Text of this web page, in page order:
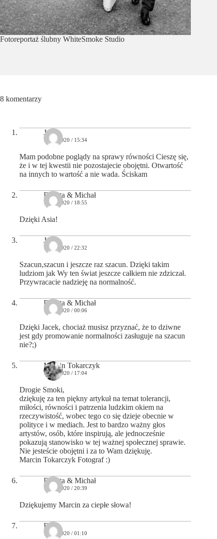
Fotoreportaż ślubny WhiteSmoke Studio
8 komentarzy
Joa
15/06/2020 / 15:34
Mam podobne poglądy na sprawy równości Cieszę się,
że i w tej kwestii nie pozostajecie obojętni. Otwartość
na innych to wartość a nie wada. Ściskam
Dorota & Michał
15/06/2020 / 18:55
Dzięki Asia!
Jacek
15/06/2020 / 22:32
Szacun,szacun i jeszcze raz szacun. Dzięki takim
ludziom jak Wy ten świat jeszcze całkiem nie zdziczał.
Przywracacie nadzieję na normalność.
Dorota & Michał
16/06/2020 / 00:06
Dzięki Jacek, chociaż musisz przyznać, że to dziwne
jest gdy promowanie normalności zasługuje na szacun
nie?;)
Marcin Tokarczyk
17/06/2020 / 17:04
Drogie Smoki,
dziękuję za ten piękny artykuł na temat tolerancji,
miłości, równości i patrzenia ludzkim okiem na
rzeczywistość, wobec tego co się dzieje obecnie w
polityce i w mediach. Jest to bardzo ważny głos
artystów, osób, które inspirują, ale jednocześnie
pokazują stanowisko w tej ważnej społecznej sprawie.
Nie jesteście obojętni i za to Wam dziękuję.
Marcin Tokarczyk Fotograf :)
Dorota & Michał
17/06/2020 / 20:39
Dziękujemy Marcin za ciepłe słowa!
Ela
18/06/2020 / 01:10